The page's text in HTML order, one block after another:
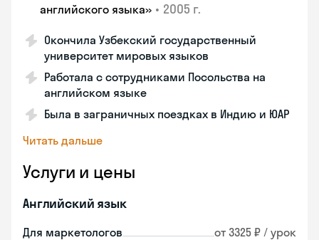
английского языка» • 2005 г.
Окончила Узбекский государственный
университет мировых языков
Работала с сотрудниками Посольства на
английском языке
Была в заграничных поездках в Индию и ЮАР
Читать дальше
Услуги и цены
Английский язык
Для маркетологов от 3325 ₽ / урок